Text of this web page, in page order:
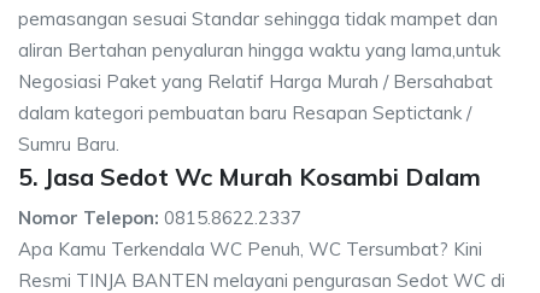
pemasangan sesuai Standar sehingga tidak mampet dan
aliran Bertahan penyaluran hingga waktu yang lama,untuk
Negosiasi Paket yang Relatif Harga Murah / Bersahabat
dalam kategori pembuatan baru Resapan Septictank /
Sumru Baru.
5. Jasa Sedot Wc Murah Kosambi Dalam
Nomor Telepon: 0815.8622.2337
Apa Kamu Terkendala WC Penuh, WC Tersumbat? Kini
Resmi TINJA BANTEN melayani pengurasan Sedot WC di